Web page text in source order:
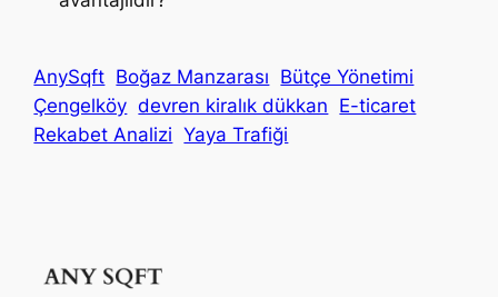
AnySqft Boğaz Manzarası Bütçe Yönetimi
Çengelköy devren kiralık dükkan E-ticaret
Rekabet Analizi Yaya Trafiği